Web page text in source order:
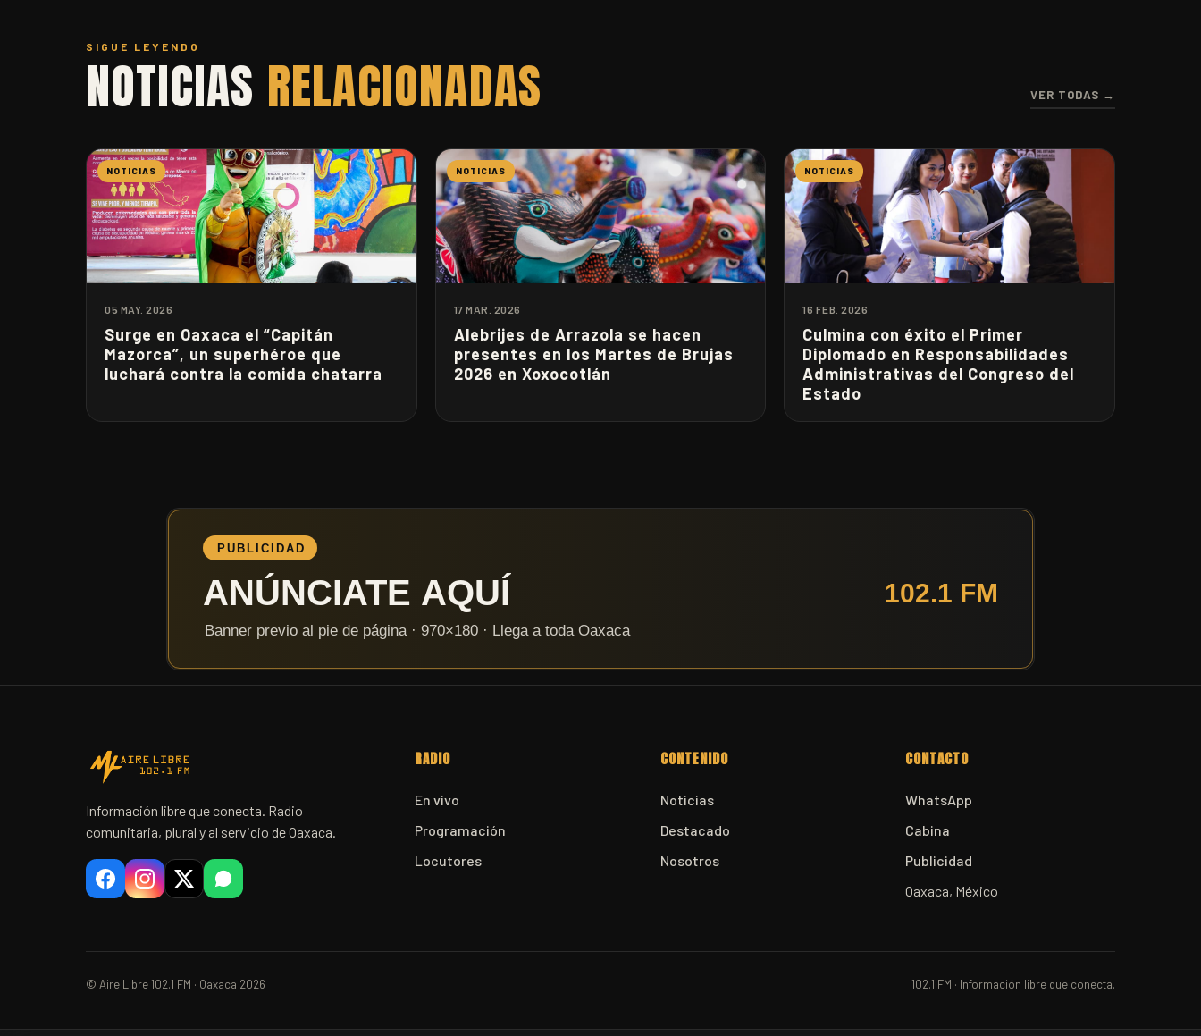
SIGUE LEYENDO
NOTICIAS RELACIONADAS VER TODAS →
NOTICIAS
05 MAY. 2026
Surge en Oaxaca el “Capitán
Mazorca”, un superhéroe que
luchará contra la comida chatarra
NOTICIAS
17 MAR. 2026
Alebrijes de Arrazola se hacen
presentes en los Martes de Brujas
2026 en Xoxocotlán
NOTICIAS
16 FEB. 2026
Culmina con éxito el Primer
Diplomado en Responsabilidades
Administrativas del Congreso del
Estado
Información libre que conecta. Radio
comunitaria, plural y al servicio de Oaxaca.
RADIO
En vivo
Programación
Locutores
CONTENIDO
Noticias
Destacado
Nosotros
CONTACTO
WhatsApp
Cabina
Publicidad
Oaxaca, México
© Aire Libre 102.1 FM · Oaxaca 2026 102.1 FM · Información libre que conecta.